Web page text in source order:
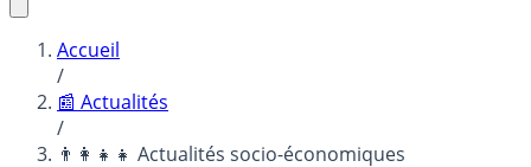
Accueil
/
📰 Actualités
/
👨‍👩‍👧‍👧 Actualités socio-économiques